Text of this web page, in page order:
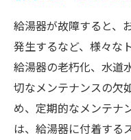
給湯器が故障すると、
発生するなど、様々な
給湯器の老朽化、水道
切なメンテナンスの欠
め、定期的なメンテナ
は、給湯器に付着する